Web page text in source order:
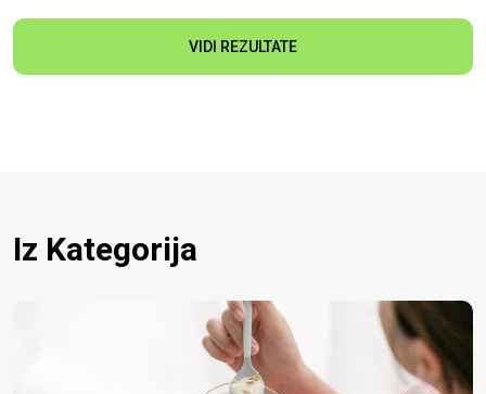
VIDI REZULTATE
Iz Kategorija